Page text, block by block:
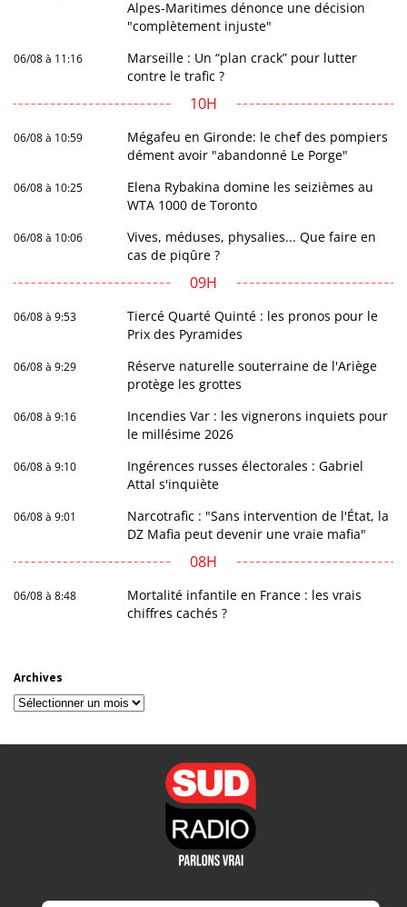
Alpes-Maritimes dénonce une décision
"complètement injuste"
06/08 à 11:16
Marseille : Un “plan crack” pour lutter
contre le trafic ?
10H
06/08 à 10:59
Mégafeu en Gironde: le chef des pompiers
dément avoir "abandonné Le Porge"
06/08 à 10:25
Elena Rybakina domine les seizièmes au
WTA 1000 de Toronto
06/08 à 10:06
Vives, méduses, physalies... Que faire en
cas de piqûre ?
09H
06/08 à 9:53
Tiercé Quarté Quinté : les pronos pour le
Prix des Pyramides
06/08 à 9:29
Réserve naturelle souterraine de l'Ariège
protège les grottes
06/08 à 9:16
Incendies Var : les vignerons inquiets pour
le millésime 2026
06/08 à 9:10
Ingérences russes électorales : Gabriel
Attal s'inquiète
06/08 à 9:01
Narcotrafic : "Sans intervention de l'État, la
DZ Mafia peut devenir une vraie mafia"
08H
06/08 à 8:48
Mortalité infantile en France : les vrais
chiffres cachés ?
Archives
Archives